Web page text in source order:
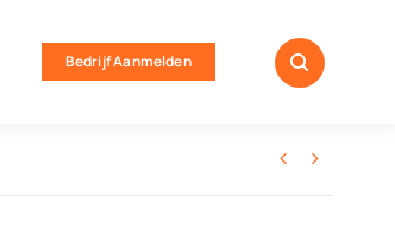
Bedrijf Aanmelden
 